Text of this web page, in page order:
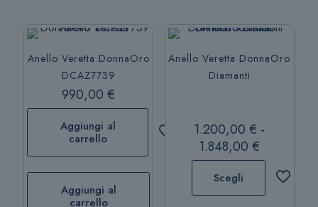
Anello Veretta DonnaOro
DCAZ7739
990,00€
Aggiungi al
carrello
Aggiungi al
carrello
Anello Veretta DonnaOro
Diamanti
1.200,00€ -
1.848,00€
di
prezzo:
da
Scegli